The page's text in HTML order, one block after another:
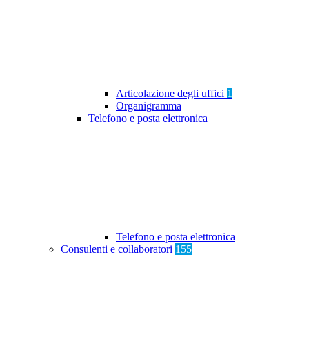
Articolazione degli uffici 1
Organigramma
Telefono e posta elettronica
Telefono e posta elettronica
Consulenti e collaboratori 155